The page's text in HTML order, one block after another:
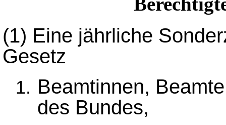
(1) Eine jährliche
Gesetz
Beamtinnen,
des Bundes,